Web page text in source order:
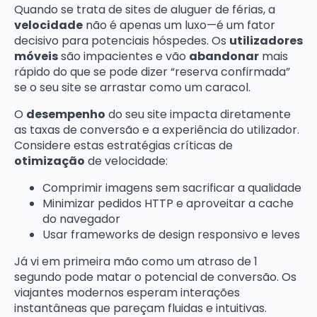
Quando se trata de sites de aluguer de férias, a
velocidade não é apenas um luxo—é um fator
decisivo para potenciais hóspedes. Os utilizadores
móveissão impacientes e vão abandonar mais
rápido do que se pode dizer “reserva confirmada”
se o seu site se arrastar como um caracol.
O desempenho do seu site impacta diretamente
as taxas de conversão e a experiência do utilizador.
Considere estas estratégias críticas de
otimização de velocidade:
Comprimir imagens sem sacrificar a qualidade
Minimizar pedidos HTTP e aproveitar a cache
do navegador
Usar frameworks de design responsivo e leves
Já vi em primeira mão como um atraso de 1
segundo pode matar o potencial de conversão. Os
viajantes modernos esperam interações
instantâneas que pareçam fluidas e intuitivas.